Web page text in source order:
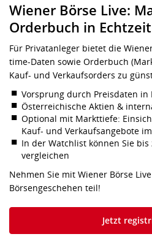
Wiener Börse Live:
Orderbuch in Echtzeit
Für Privatanleger bietet die
time-Daten sowie Orderbuch
Kauf- und Verkaufsorders zu
Vorsprung durch Preisdaten in
Österreichische Aktien &
Optional mit Markttiefe:
Kauf- und Verkaufsangebote
In der Watchlist können Sie
vergleichen
Nehmen Sie mit Wiener Börse
Börsengeschehen teil!
Jetzt